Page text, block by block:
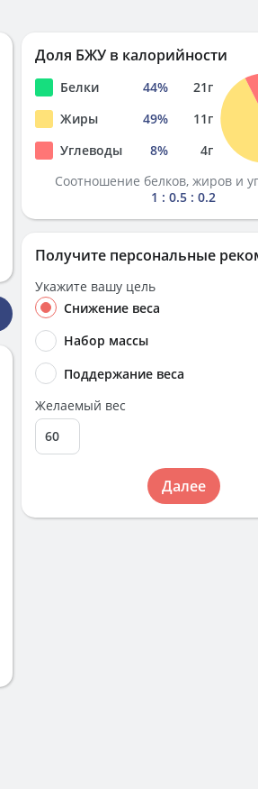
Доля БЖУ в калорийности
Белки 44% 21г
Жиры
49% 11г
Углеводы
8% 4г
Соотношение белков, жиров и
1 : 0.5 : 0.2
Получите персональные
Укажите вашу цель
Снижение веса
Набор массы
Поддержание веса
Желаемый вес
Далее